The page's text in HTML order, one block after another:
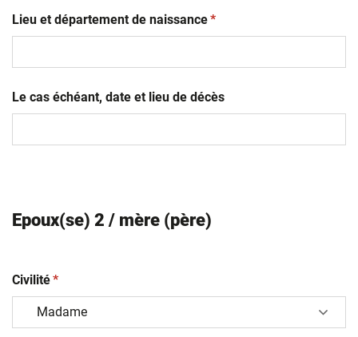
slash
MM
Lieu et département de naissance(obligatoire)
*
Le cas échéant, date et lieu de décès
Epoux(se) 2 / mère (père)
Civilité(obligatoire)
*